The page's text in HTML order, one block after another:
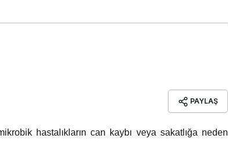
PAYLAŞ
hastalıkların can kaybı veya sakatlığa neden